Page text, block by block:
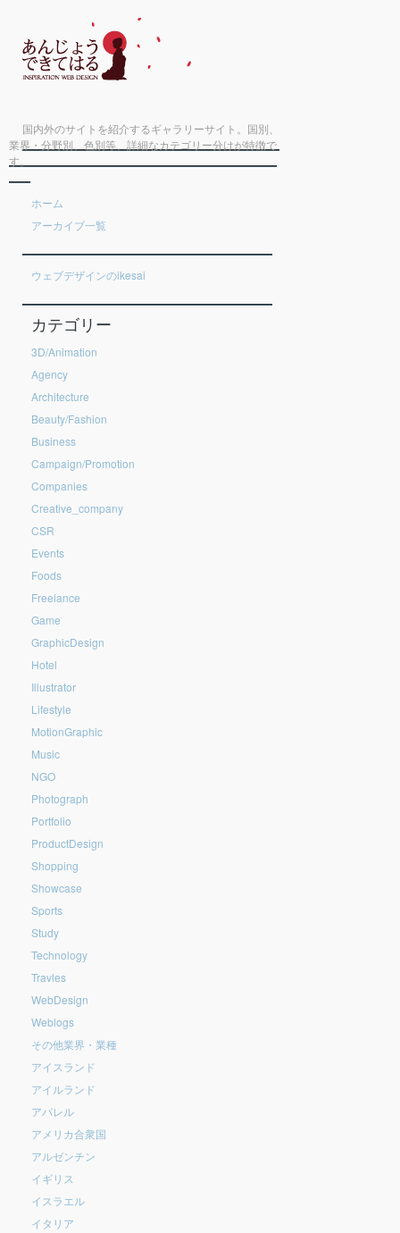
国内外のサイトを紹介するギャラリーサイト。国別、
業界・分野別、色別等、詳細なカテゴリー分けが特徴で
す。
ホーム
アーカイブ一覧
ウェブデザインのikesai
カテゴリー
3D/Animation
Agency
Architecture
Beauty/Fashion
Business
Campaign/Promotion
Companies
Creative_company
CSR
Events
Foods
Freelance
Game
GraphicDesign
Hotel
Illustrator
Lifestyle
MotionGraphic
Music
NGO
Photograph
Portfolio
ProductDesign
Shopping
Showcase
Sports
Study
Technology
Travles
WebDesign
Weblogs
その他業界・業種
アイスランド
アイルランド
アパレル
アメリカ合衆国
アルゼンチン
イギリス
イスラエル
イタリア